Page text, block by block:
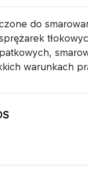
do
warunkach